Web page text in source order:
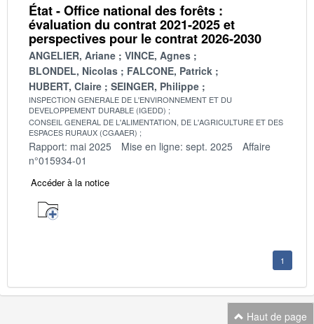
État - Office national des forêts :
évaluation du contrat 2021-2025 et
perspectives pour le contrat 2026-2030
ANGELIER, Ariane
VINCE, Agnes
BLONDEL, Nicolas
FALCONE, Patrick
HUBERT, Claire
SEINGER, Philippe
INSPECTION GENERALE DE L'ENVIRONNEMENT ET DU
DEVELOPPEMENT DURABLE (IGEDD)
CONSEIL GENERAL DE L'ALIMENTATION, DE L'AGRICULTURE ET DES
ESPACES RURAUX (CGAAER)
Rapport: mai 2025 Mise en ligne: sept. 2025
Affaire
n°015934-01
Accéder à la notice
1
Haut de page